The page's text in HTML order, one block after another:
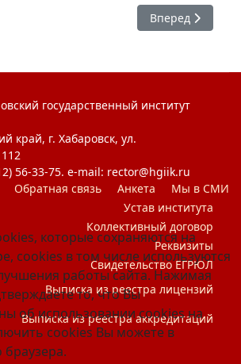
взаимопомощи «МыВместе»
Следующий:
Вперед
государственный институт
край, г. Хабаровск, ул.
56-33-75. e-mail: rector@hgiik.ru
Обратная связь Анкета
Мы в СМИ
Устав института
Коллективный договор
Реквизиты
Свидетельство ЕГРЮЛ
Выписка из реестра лицензий
Выписка из реестра аккредитаций
которые сохраняются на
cookies в том числе используются
работы сайта. Нажимая
то, что Вы
об использовании cookies на
cookies Вы можете в
браузера.